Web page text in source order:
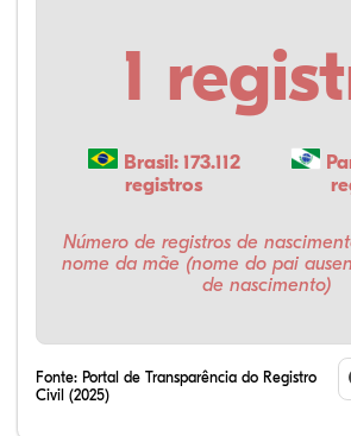
1
Brasil: 173.112
registros
Número de registros de
nome da mãe (nome do pai
de nascimento)
Fonte: Portal de Transparência do Registro
Civil (2025)